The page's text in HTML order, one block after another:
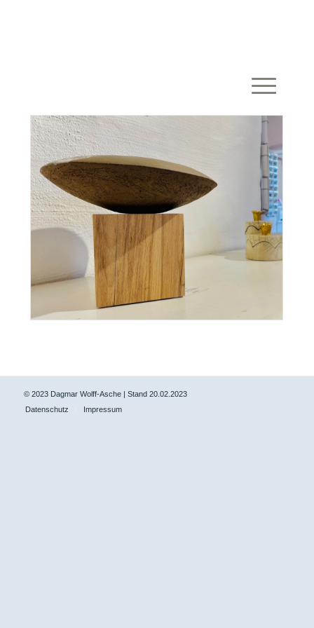
© 2023 Dagmar Wolff-Asche | Stand 20.02.2023
Datenschutz
Impressum